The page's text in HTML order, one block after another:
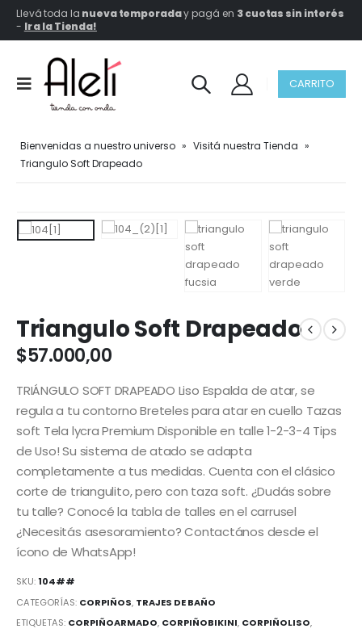
Llevá toda la nueva temporaday pagá en 3 cuotas sin interés
- Ir a la Tienda!
CARRITO
Bienvenidas a nuestro universo » Visitá nuestra Tienda »
Triangulo Soft Drapeado
Triangulo Soft Drapeado
$57.000,00
TRIÁNGULO SOFT DRAPEADO Liso Espalda de atar, se
regula a tu contorno Breteles para atar en cuello Tazas
soft Tela lycra Premium Disponible en talle 1-2-3-4 Tips
de Uso! Su sistema de atado se adapta
completamente a tus medidas. Cuenta con el clásico
corte de triangulito, pero con taza soft. ¿Dudás sobre
tu talle? Conocé la tabla de talles en el carrusel
¿Necesitás asesoramiento? Contactános desde el
ícono de WhatsApp!
SKU:104##
CATEGORÍAS: CORPIÑOS, TRAJES DE BAÑO
ETIQUETAS: CORPIÑOARMADO, CORPIÑOBIKINI, CORPIÑOLISO,